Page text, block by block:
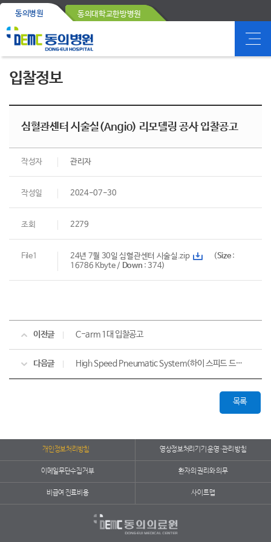
동의병원 동의대학교한방병원
입찰정보
심혈관센터 시술실(Angio) 리모델링 공사 입찰공고
작성자 관리자
작성일 2024-07-30
조회 2279
File1 24년 7월 30일 심혈관센터 시술실.zip (Size:
16786 Kbyte / Down : 374)
이전글 C-arm 1대 입찰공고
다음글 High Speed Pneumatic System(하이 스피드 드릴) 1대 입찰결과
목록
개인정보처리방침 영상정보처리기기 운영·관리 방침
이메일무단수집거부 환자의 권리와 의무
비급여 진료비용 사이트맵